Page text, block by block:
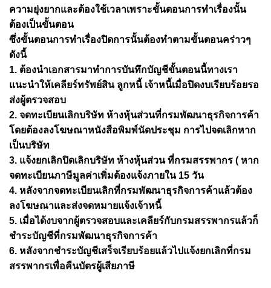
ความยุ่งยากและต้องใช้เวลาเพราะขั้นตอนการทำเรื่องนั้น
ต้องเป็นขั้นตอน
ซึ่งขั้นตอนการทำเรื่องปิดการนั้นต้องทำตามขั้นตอนคร่าวๆ
ดังนี้
1. ต้องนำเอกสารมาทำการบันทึกบัญชีขั้นตอนนี้ทางเรา
แนะนำให้เคลียร์ทรัพย์สิน ลูกหนี้ เจ้าหนี้เมื่อปิดงบเรียบร้อยรอ
ส่งผู้ตรวจสอบ
2. จดทะเบียนเลิกบริษัท ห้างหุ้นส่วนที่กรมพัฒนาธุรกิจการค้า
โดยต้องลงโฆษณาหนังสือพิมพ์นัดประชุม การไปจดเลิกหาก
เป็นบริษัท
3. แจ้งยกเลิกปิดเลิกบริษัท ห้างหุ้นส่วน ที่กรมสรรพากร ( หาก
จดทะเบียนภาษีมูลค่าเพิ่มต้องแจ้งภายใน 15 วัน
4. หลังจากจดทะเบียนเลิกที่กรมพัฒนาธุรกิจการค้าแล้วต้อง
ลงโฆษณาและส่งจดหมายแจ้งเจ้าหนี้
5. เมื่อได้งบจากผู้ตรวจสอบและเคลียร์กับกรมสรรพากรแล้วก็
ชำระบัญชีที่กรมพัฒนาธุรกิจการค้า
6. หลังจากชำระบัญชีเสร็จเรียบร้อยแล้วไปแจ้งยกเลิกที่กรม
สรรพากรเพื่อคืนบัตรผู้เสียภาษี